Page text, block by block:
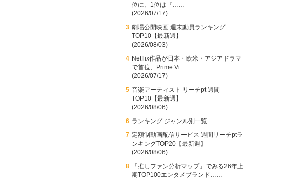
位に、1位は『……
(2026/07/17)
劇場公開映画 週末動員ランキング
TOP10【最新週】
(2026/08/03)
Netflix作品が日本・欧米・アジアドラマ
で首位、Prime Vi……
(2026/07/17)
音楽アーティスト リーチpt 週間
TOP10【最新週】
(2026/08/06)
ランキング ジャンル別一覧
定額制動画配信サービス 週間リーチptラ
ンキングTOP20【最新週】
(2026/08/06)
「推しファン分析マップ」でみる26年上
期TOP100エンタメブランド……